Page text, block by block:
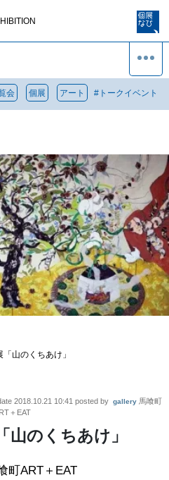
会 個展 アート # トークイベント
山のくちあけ」
2018.10.21 10:41 posted by gallery 馬喰町
＋EAT
山のくちあけ」
町ART＋EAT